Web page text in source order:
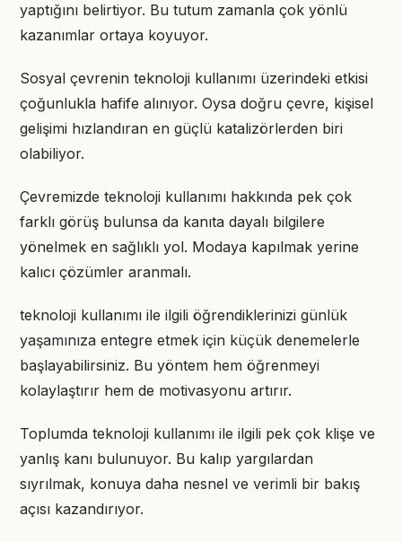
yaptığını belirtiyor. Bu tutum zamanla çok yönlü
kazanımlar ortaya koyuyor.
Sosyal çevrenin teknoloji kullanımı üzerindeki etkisi
çoğunlukla hafife alınıyor. Oysa doğru çevre, kişisel
gelişimi hızlandıran en güçlü katalizörlerden biri
olabiliyor.
Çevremizde teknoloji kullanımı hakkında pek çok
farklı görüş bulunsa da kanıta dayalı bilgilere
yönelmek en sağlıklı yol. Modaya kapılmak yerine
kalıcı çözümler aranmalı.
teknoloji kullanımı ile ilgili öğrendiklerinizi günlük
yaşamınıza entegre etmek için küçük denemelerle
başlayabilirsiniz. Bu yöntem hem öğrenmeyi
kolaylaştırır hem de motivasyonu artırır.
Toplumda teknoloji kullanımı ile ilgili pek çok klişe ve
yanlış kanı bulunuyor. Bu kalıp yargılardan
sıyrılmak, konuya daha nesnel ve verimli bir bakış
açısı kazandırıyor.